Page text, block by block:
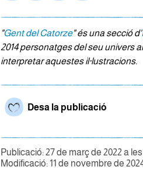
"Gent del Catorze" és una secció d'
2014 personatges del seu univers
interpretar aquestes il·lustracions.
Desa la publicació
Publicació: 27 de març de 2022 a les
Modificació: 11 de novembre de